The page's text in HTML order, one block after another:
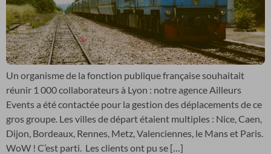
Un organisme de la fonction publique française souhaitait
réunir 1 000 collaborateurs à Lyon : notre agence Ailleurs
Events a été contactée pour la gestion des déplacements de ce
gros groupe. Les villes de départ étaient multiples : Nice, Caen,
Dijon, Bordeaux, Rennes, Metz, Valenciennes, le Mans et Paris.
WoW ! C’est parti. Les clients ont pu se […]